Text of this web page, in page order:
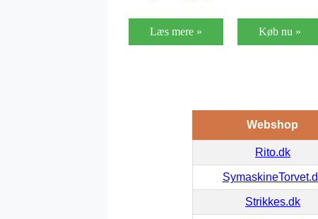
Læs mere » Køb nu »
Webshop
Rito.dk
Strikkes.dk